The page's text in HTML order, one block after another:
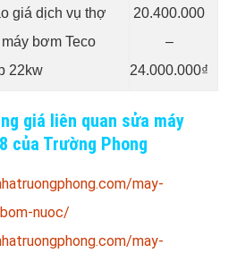
giá dịch vụ thợ
bơm Teco
22kw
20.400.000
–
24.000.000₫
giá liên quan sửa máy
của Trường Phong
may-
nuoc/
may-